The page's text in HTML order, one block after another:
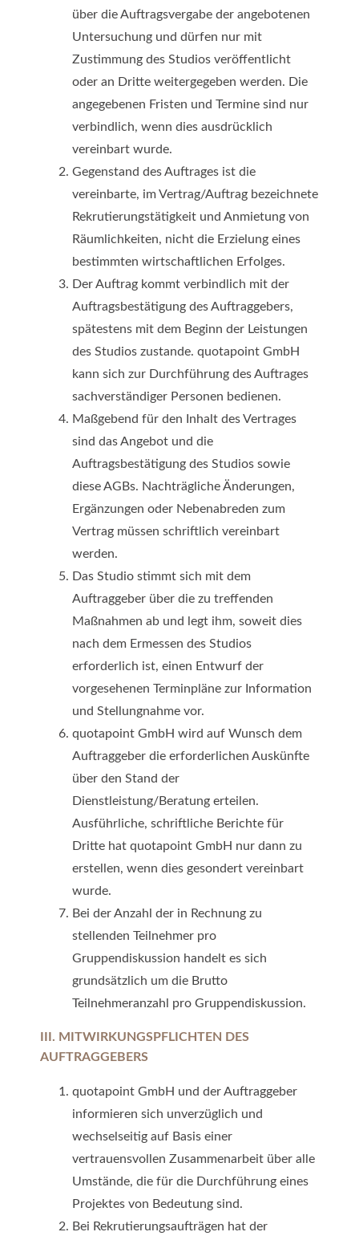
über die Auftragsvergabe der angebotenen
Untersuchung und dürfen nur mit
Zustimmung des Studios veröffentlicht
oder an Dritte weitergegeben werden. Die
angegebenen Fristen und Termine sind nur
verbindlich, wenn dies ausdrücklich
vereinbart wurde.
Gegenstand des Auftrages ist die
vereinbarte, im Vertrag/Auftrag bezeichnete
Rekrutierungstätigkeit und Anmietung von
Räumlichkeiten, nicht die Erzielung eines
bestimmten wirtschaftlichen Erfolges.
Der Auftrag kommt verbindlich mit der
Auftragsbestätigung des Auftraggebers,
spätestens mit dem Beginn der Leistungen
des Studios zustande. quotapoint GmbH
kann sich zur Durchführung des Auftrages
sachverständiger Personen bedienen.
Maßgebend für den Inhalt des Vertrages
sind das Angebot und die
Auftragsbestätigung des Studios sowie
diese AGBs. Nachträgliche Änderungen,
Ergänzungen oder Nebenabreden zum
Vertrag müssen schriftlich vereinbart
werden.
Das Studio stimmt sich mit dem
Auftraggeber über die zu treffenden
Maßnahmen ab und legt ihm, soweit dies
nach dem Ermessen des Studios
erforderlich ist, einen Entwurf der
vorgesehenen Terminpläne zur Information
und Stellungnahme vor.
quotapoint GmbH wird auf Wunsch dem
Auftraggeber die erforderlichen Auskünfte
über den Stand der
Dienstleistung/Beratung erteilen.
Ausführliche, schriftliche Berichte für
Dritte hat quotapoint GmbH nur dann zu
erstellen, wenn dies gesondert vereinbart
wurde.
Bei der Anzahl der in Rechnung zu
stellenden Teilnehmer pro
Gruppendiskussion handelt es sich
grundsätzlich um die Brutto
Teilnehmeranzahl pro Gruppendiskussion.
III. MITWIRKUNGSPFLICHTEN DES
AUFTRAGGEBERS
quotapoint GmbH und der Auftraggeber
informieren sich unverzüglich und
wechselseitig auf Basis einer
vertrauensvollen Zusammenarbeit über alle
Umstände, die für die Durchführung eines
Projektes von Bedeutung sind.
Bei Rekrutierungsaufträgen hat der